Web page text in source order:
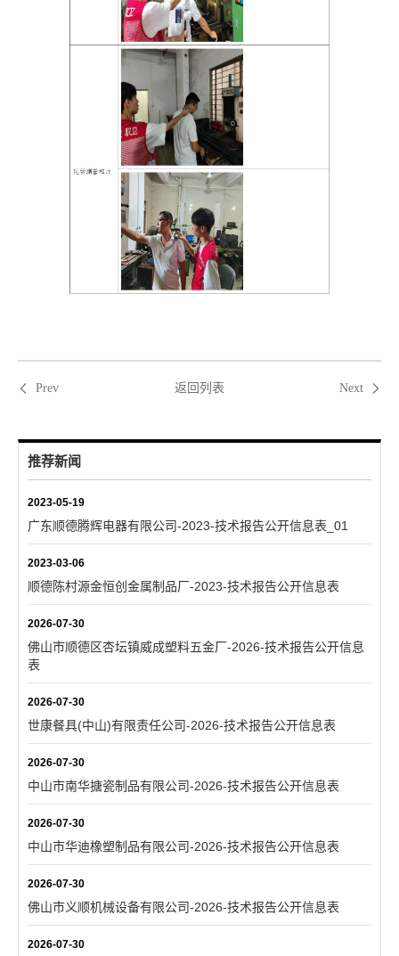
Prev 返回列表 Next
推荐新闻
2023-05-19
广东顺德腾辉电器有限公司-2023-技术报告公开信息表_01
2023-03-06
顺德陈村源金恒创金属制品厂-2023-技术报告公开信息表
2026-07-30
佛山市顺德区杏坛镇威成塑料五金厂-2026-技术报告公开信息
表
2026-07-30
世康餐具(中山)有限责任公司-2026-技术报告公开信息表
2026-07-30
中山市南华搪瓷制品有限公司-2026-技术报告公开信息表
2026-07-30
中山市华迪橡塑制品有限公司-2026-技术报告公开信息表
2026-07-30
佛山市义顺机械设备有限公司-2026-技术报告公开信息表
2026-07-30